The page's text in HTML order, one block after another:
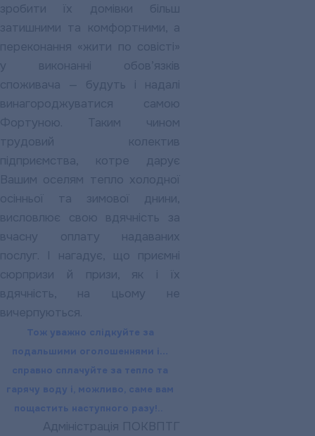
зробити їх домівки більш
затишними та комфортними, а
переконання «жити по совісті»
у виконанні обов’язків
споживача — будуть і надалі
винагороджуватися самою
Фортуною. Таким чином
трудовий колектив
підприємства, котре дарує
Вашим оселям тепло холодної
осінньої та зимової днини,
висловлює свою вдячність за
вчасну оплату надаваних
послуг. І нагадує, що приємні
сюрпризи й призи, як і їх
вдячність, на цьому не
вичерпуються.
Тож уважно слідкуйте за
подальшими оголошеннями і…
справно сплачуйте за тепло та
гарячу воду і, можливо, саме вам
пощастить наступного разу!..
Адміністрація ПОКВПТГ